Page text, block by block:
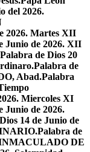
del 2026.
2026. Martes XII
Junio de 2026. XII
Palabra de Dios 20
Palabra de
Abad.Palabra
Miercoles XI
Junio de 2026.
14 de Junio de
Palabra de
INMACULADO DE